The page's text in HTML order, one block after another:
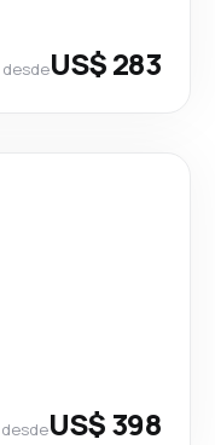
desdeUS$ 283
desdeUS$ 398